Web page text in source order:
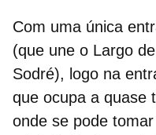
Com uma única
(que une o Largo
Sodré), logo na
que ocupa a quase
onde se pode